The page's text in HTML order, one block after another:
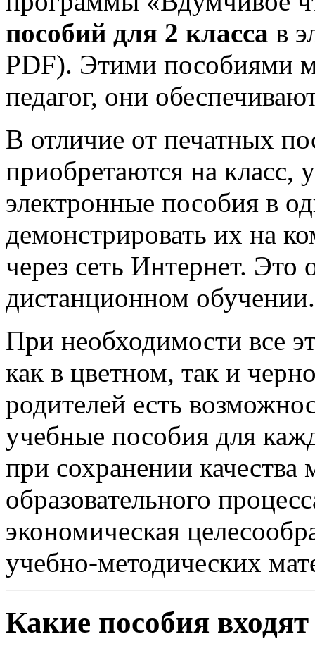
пособий для 2 класса в
PDF). Этими пособиями
педагог, они
В отличие от печатных
приобретаются на класс,
электронные пособия в
демонстрировать их на
через сеть Интернет. Это
дистанционном обучении.
При необходимости все
как в цветном, так и
родителей есть
учебные пособия для
при сохранении качества
образовательного
экономическая
учебно-методических
Какие пособия